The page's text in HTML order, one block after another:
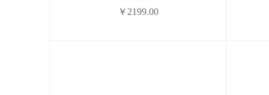
￥2199.00